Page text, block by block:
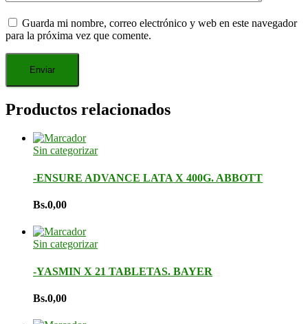
Guarda mi nombre, correo electrónico y web en este navegador
para la próxima vez que comente.
Productos relacionados
Sin categorizar
-ENSURE ADVANCE LATA X 400G. ABBOTT
Bs.0,00
Sin categorizar
-YASMIN X 21 TABLETAS. BAYER
Bs.0,00